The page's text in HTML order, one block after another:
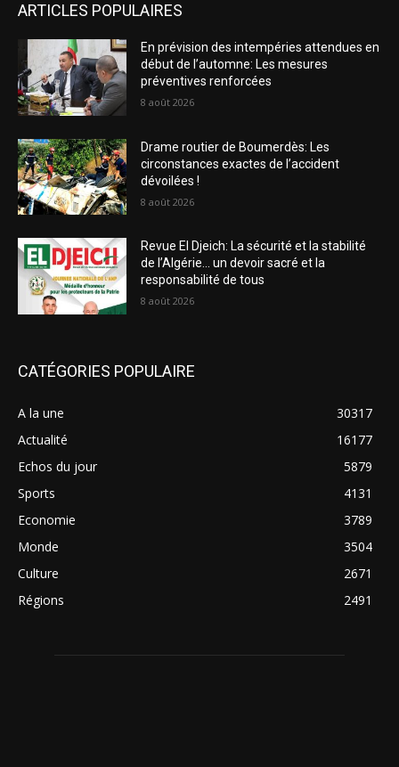
ARTICLES POPULAIRES
En prévision des intempéries attendues en
début de l’automne: Les mesures
préventives renforcées
8 août 2026
Drame routier de Boumerdès: Les
circonstances exactes de l’accident
dévoilées !
8 août 2026
Revue El Djeich: La sécurité et la stabilité
de l’Algérie… un devoir sacré et la
responsabilité de tous
8 août 2026
CATÉGORIES POPULAIRE
A la une
30317
Actualité
16177
Echos du jour
5879
Sports
4131
Economie
3789
Monde
3504
Culture
2671
Régions
2491